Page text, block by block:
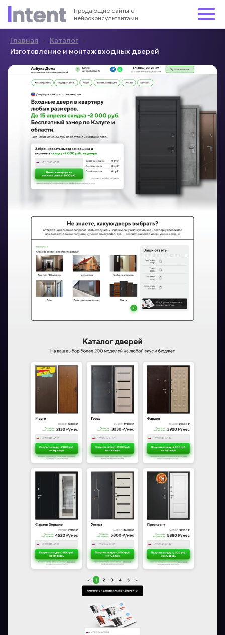
Продающие сайты с
нейроконсультантами
Главная › Каталог ›
Изготовление и монтаж входных дверей